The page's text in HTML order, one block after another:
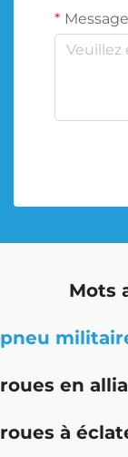
Message
Mots
pneu
roues en
roues à